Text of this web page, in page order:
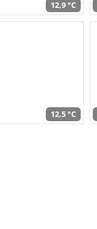
12,9 °C
12,5 °C